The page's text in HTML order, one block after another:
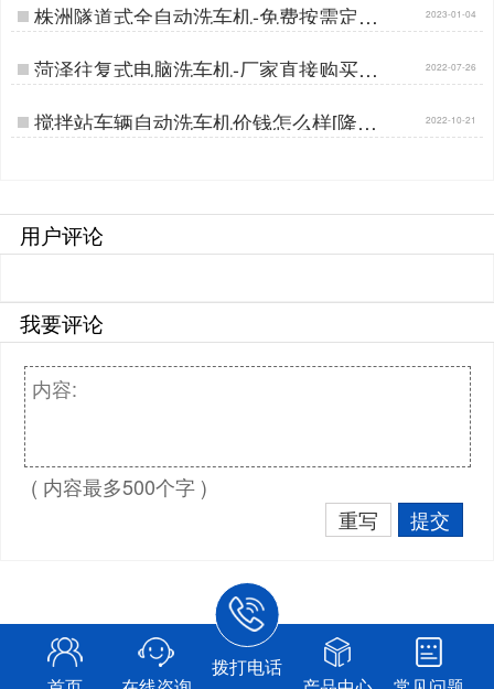
株洲隧道式全自动洗车机-免费按需定制
配置[隆茂鑫晟]…
2023-01-04
菏泽往复式电脑洗车机-厂家直接购买更
实惠[隆茂鑫晟]…
2022-07-26
搅拌站车辆自动洗车机价钱怎么样[隆茂
鑫晟]…
2022-10-21
用户评论
我要评论
( 内容最多500个字 )
重写
提交
拨打电话